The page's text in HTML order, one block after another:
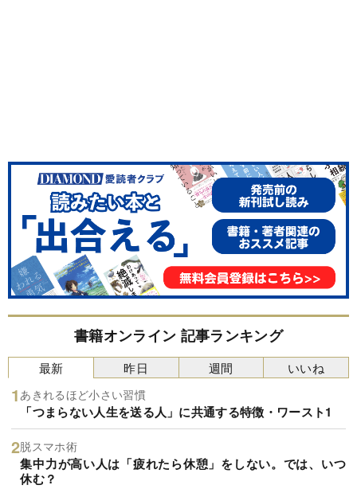
書籍オンライン 記事ランキング
最新
あきれるほど小さい習慣
「つまらない人生を送る人」に共通する特徴・ワースト1
脱スマホ術
集中力が高い人は「疲れたら休憩」をしない。では、いつ
休む？
昨日 週間 いいね